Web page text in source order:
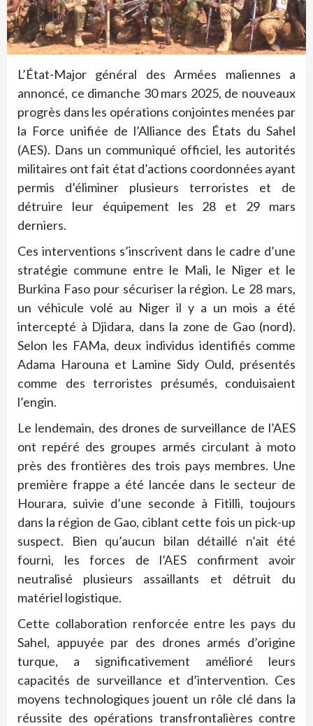
L’État-Major général des Armées maliennes a
annoncé, ce dimanche 30 mars 2025, de nouveaux
progrès dans les opérations conjointes menées par
la Force unifiée de l’Alliance des États du Sahel
(AES). Dans un communiqué officiel, les autorités
militaires ont fait état d’actions coordonnées ayant
permis d’éliminer plusieurs terroristes et de
détruire leur équipement les 28 et 29 mars
derniers.
Ces interventions s’inscrivent dans le cadre d’une
stratégie commune entre le Mali, le Niger et le
Burkina Faso pour sécuriser la région. Le 28 mars,
un véhicule volé au Niger il y a un mois a été
intercepté à Djidara, dans la zone de Gao (nord).
Selon les FAMa, deux individus identifiés comme
Adama Harouna et Lamine Sidy Ould, présentés
comme des terroristes présumés, conduisaient
l’engin.
Le lendemain, des drones de surveillance de l’AES
ont repéré des groupes armés circulant à moto
près des frontières des trois pays membres. Une
première frappe a été lancée dans le secteur de
Hourara, suivie d’une seconde à Fitilli, toujours
dans la région de Gao, ciblant cette fois un pick-up
suspect. Bien qu’aucun bilan détaillé n’ait été
fourni, les forces de l’AES confirment avoir
neutralisé plusieurs assaillants et détruit du
matériel logistique.
Cette collaboration renforcée entre les pays du
Sahel, appuyée par des drones armés d’origine
turque, a significativement amélioré leurs
capacités de surveillance et d’intervention. Ces
moyens technologiques jouent un rôle clé dans la
réussite des opérations transfrontalières contre